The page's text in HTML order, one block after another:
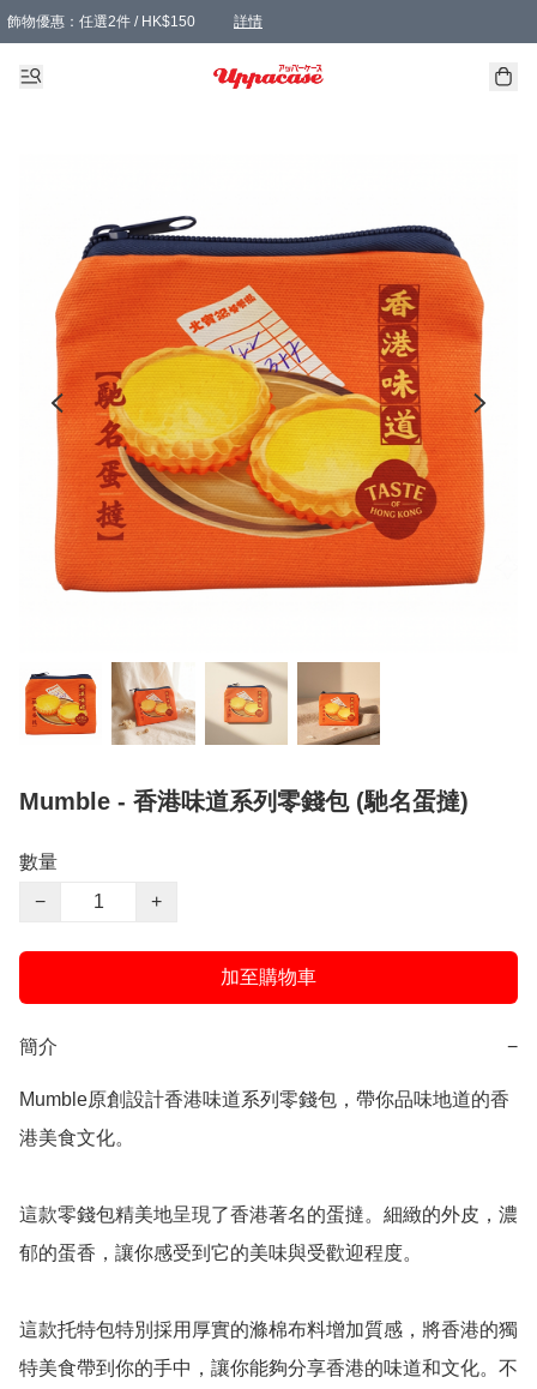
飾物優惠：任選2件 / HK$150 詳情
髮飾優惠：任選2件 / HK$100 詳情
精選襪子優惠：任選3對 / HK$115 詳情
滿額免運：本地訂單滿港幣350元可享免運費優惠
Mumble - 香港味道系列零錢包 (馳名蛋撻)
數量
−
+
加至購物車
簡介 −
Mumble原創設計香港味道系列零錢包，帶你品味地道的香
港美食文化。
這款零錢包精美地呈現了香港著名的蛋撻。細緻的外皮，濃
郁的蛋香，讓你感受到它的美味與受歡迎程度。
這款托特包特別採用厚實的滌棉布料增加質感，將香港的獨
特美食帶到你的手中，讓你能夠分享香港的味道和文化。不